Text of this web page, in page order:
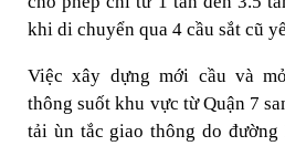
khi di chuyển qua 4 cầu sắt cũ
Việc xây dựng mới cầu và
thông suốt khu vực từ Quận 7
tải ùn tắc giao thông do